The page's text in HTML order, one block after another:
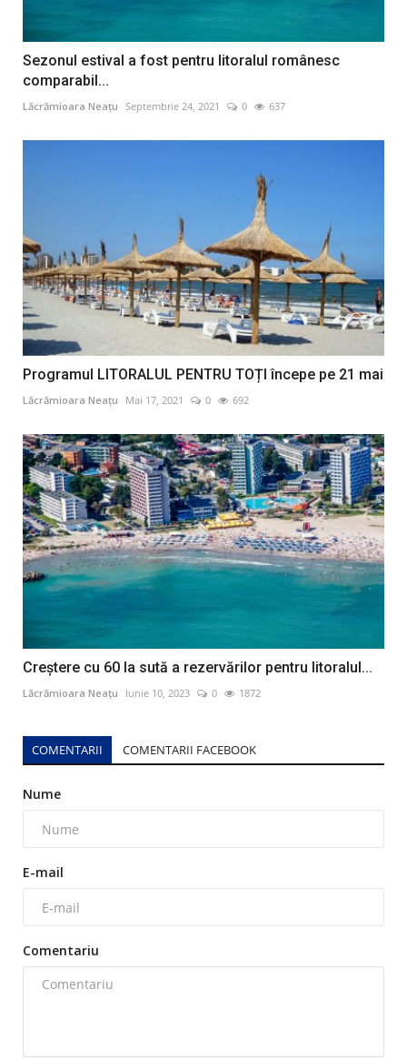
Sezonul estival a fost pentru litoralul românesc
comparabil...
Lăcrămioara Neațu Septembrie 24, 2021 0 637
Programul LITORALUL PENTRU TOȚI începe pe 21 mai
Lăcrămioara Neațu Mai 17, 2021 0 692
Creștere cu 60 la sută a rezervărilor pentru litoralul...
Lăcrămioara Neațu Iunie 10, 2023 0 1872
COMENTARII COMENTARII FACEBOOK
Nume
E-mail
Comentariu